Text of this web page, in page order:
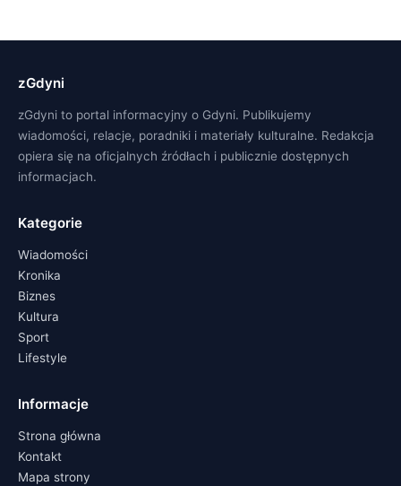
zGdyni
zGdyni to portal informacyjny o Gdyni. Publikujemy
wiadomości, relacje, poradniki i materiały kulturalne. Redakcja
opiera się na oficjalnych źródłach i publicznie dostępnych
informacjach.
Kategorie
Wiadomości
Kronika
Biznes
Kultura
Sport
Lifestyle
Informacje
Strona główna
Kontakt
Mapa strony